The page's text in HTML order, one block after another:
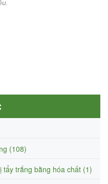
(108)
trắng bằng hóa chất (1)